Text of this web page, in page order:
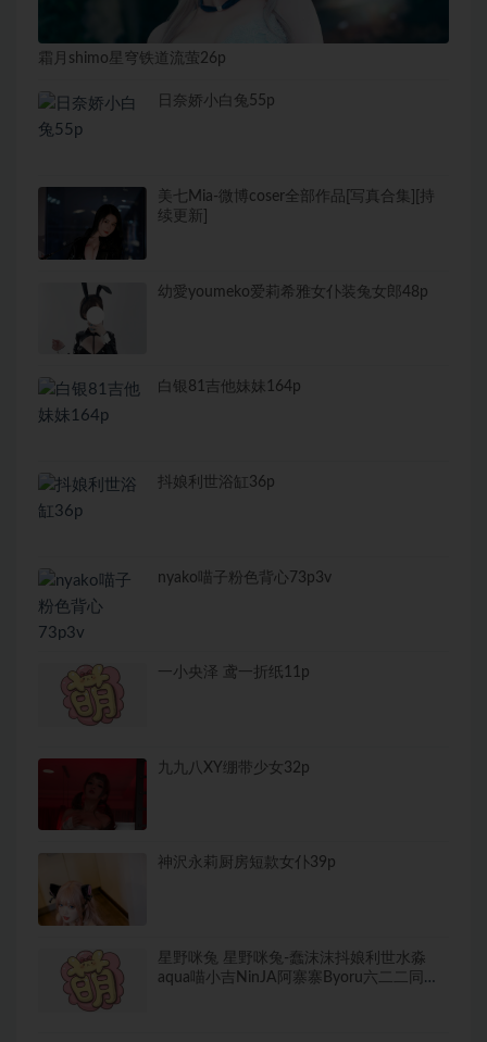
霜月shimo星穹铁道流萤26p
日奈娇小白兔55p
美七Mia-微博coser全部作品[写真合集][持
续更新]
幼愛youmeko爱莉希雅女仆装兔女郎48p
白银81吉他妹妹164p
抖娘利世浴缸36p
nyako喵子粉色背心73p3v
一小央泽 鸢一折纸11p
九九八XY绷带少女32p
神沢永莉厨房短款女仆39p
星野咪兔 星野咪兔-蠢沫沫抖娘利世水淼
aqua喵小吉NinJA阿寨寨Byoru六二二同学